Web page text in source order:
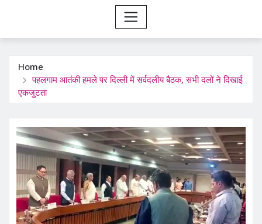
Home
पहलगाम आतंकी हमले पर दिल्ली में सर्वदलीय बैठक, सभी दलों ने दिखाई
एकजुटता